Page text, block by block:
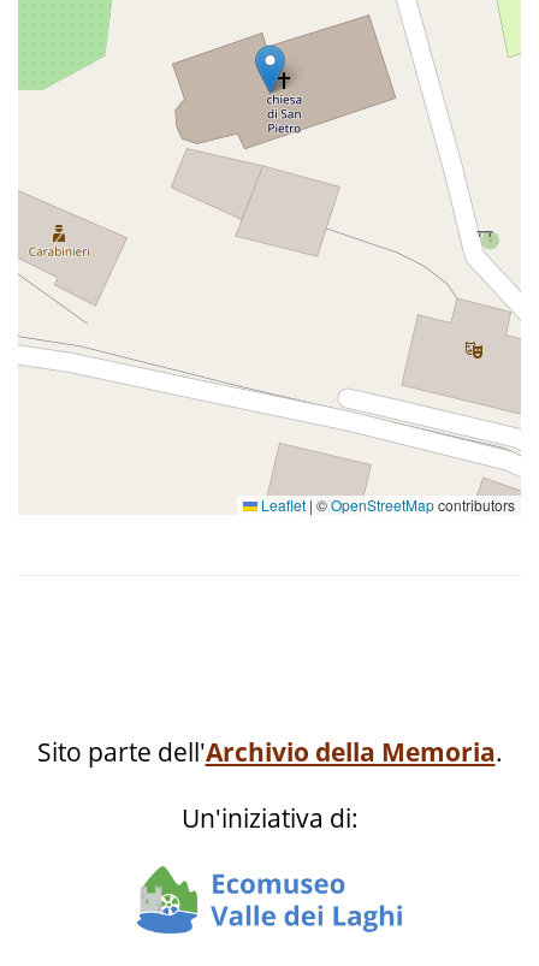
Leaflet | ©OpenStreetMapcontributors
Sito parte dell'Archivio della Memoria.
Un'iniziativa di: